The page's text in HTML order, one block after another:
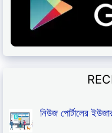
নিউজ পোর্টালের